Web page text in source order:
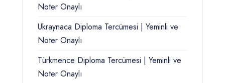
Noter Onaylı
Ukraynaca Diploma Tercümesi | Yeminli ve
Noter Onaylı
Türkmence Diploma Tercümesi | Yeminli ve
Noter Onaylı